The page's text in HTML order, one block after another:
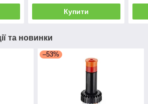
Купити
та новинки
–53%